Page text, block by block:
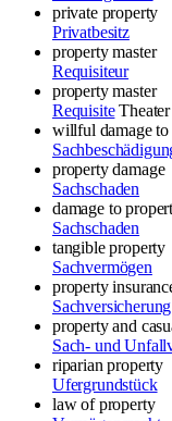
private property
Privatbesitz
property master
Requisiteur
property master
Requisite Theater
willful damage to
property damage
Sachschaden
damage to
Sachschaden
tangible property
Sachvermögen
property
Sachversicherung
property and
Sach- und
riparian property
Ufergrundstück
law of property